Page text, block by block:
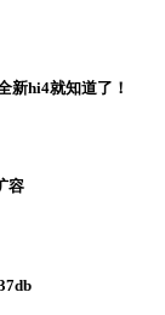
新hi4就知道了！
容